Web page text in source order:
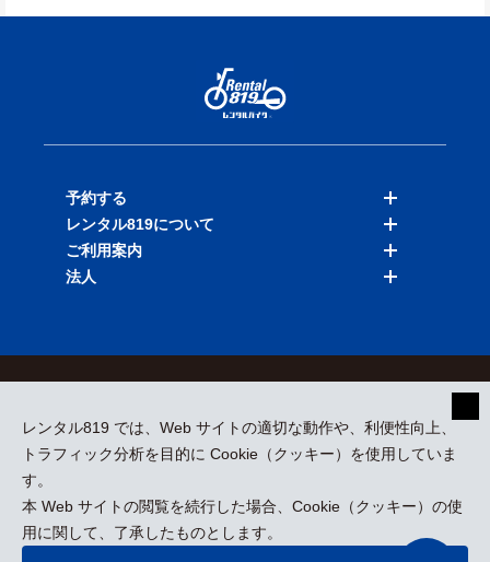
レンタル819 では、Web サイトの適切な動作や、利便性向上、
トラフィック分析を目的に Cookie（クッキー）を使用していま
す。
本 Web サイトの閲覧を続行した場合、Cookie（クッキー）の使
用に関して、了承したものとします。
予約する
バイクを探す
店舗を探す
レンタル819について
料金表
ご利用案内
法人
採用情報
プレスリリース
kizuki Rental Service © All Rights Reserved.